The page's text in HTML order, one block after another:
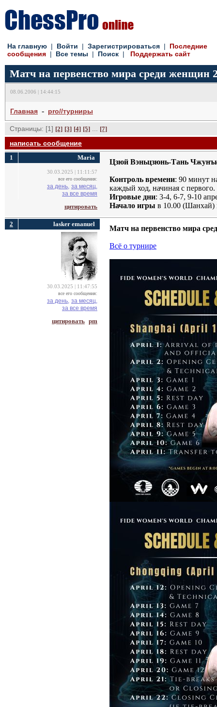
На главную | Войти | Зарегистрироваться | Последние
сообщения | Все темы | Поиск | Поддержать сайт
Матч на первенство мира среди женщин
08.06.2006 | 14:44:15
Главная - pro//турниры
Страницы: [1] [2] [3] [4] [5] [7]
написать сообщение
1 Maria
30.03.2025 | 11:11:57
все его сообщения:
за день, за месяц,
за все время
цитировать
Цзюй Вэньцзюнь-Тань
Контроль времени: 90 минут
каждый ход, начиная с первого.
Игровые дни: 3-4, 6-7, 9-10
Начало игры в 10.00 (Шанхай)
2 lasker emanuel
30.03.2025 | 11:47:55
все его сообщения:
за день, за месяц,
за все время
цитировать pm
Матч на первенство мира
Всё о турнире